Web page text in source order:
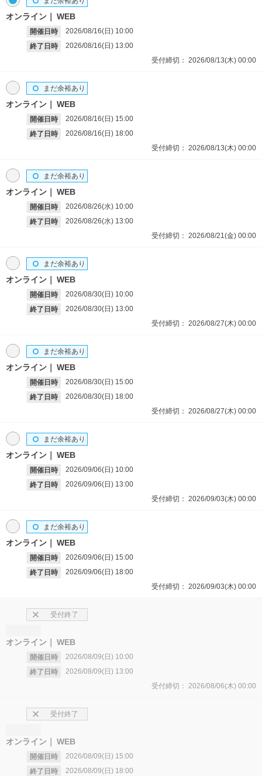
オンライン WEB
開催日時 2026/08/16(日) 10:00
終了日時
2026/08/16(日) 13:00
受付締切： 2026/08/13(木) 00:00
オンライン WEB
開催日時 2026/08/16(日) 15:00
終了日時
2026/08/16(日) 18:00
まだ余裕あり
受付締切： 2026/08/13(木) 00:00
オンライン WEB
開催日時 2026/08/26(水) 10:00
終了日時
2026/08/26(水) 13:00
まだ余裕あり
受付締切： 2026/08/21(金) 00:00
オンライン WEB
開催日時 2026/08/30(日) 10:00
終了日時
2026/08/30(日) 13:00
まだ余裕あり
受付締切： 2026/08/27(木) 00:00
オンライン WEB
開催日時 2026/08/30(日) 15:00
終了日時
2026/08/30(日) 18:00
まだ余裕あり
受付締切： 2026/08/27(木) 00:00
オンライン WEB
開催日時 2026/09/06(日) 10:00
終了日時
2026/09/06(日) 13:00
まだ余裕あり
受付締切： 2026/09/03(木) 00:00
オンライン WEB
開催日時 2026/09/06(日) 15:00
終了日時
2026/09/06(日) 18:00
まだ余裕あり
受付締切： 2026/09/03(木) 00:00
オンライン WEB
開催日時 2026/08/09(日) 10:00
終了日時
2026/08/09(日) 13:00
受付終了
受付締切： 2026/08/06(木) 00:00
オンライン WEB
開催日時 2026/08/09(日) 15:00
終了日時
2026/08/09(日) 18:00
受付終了